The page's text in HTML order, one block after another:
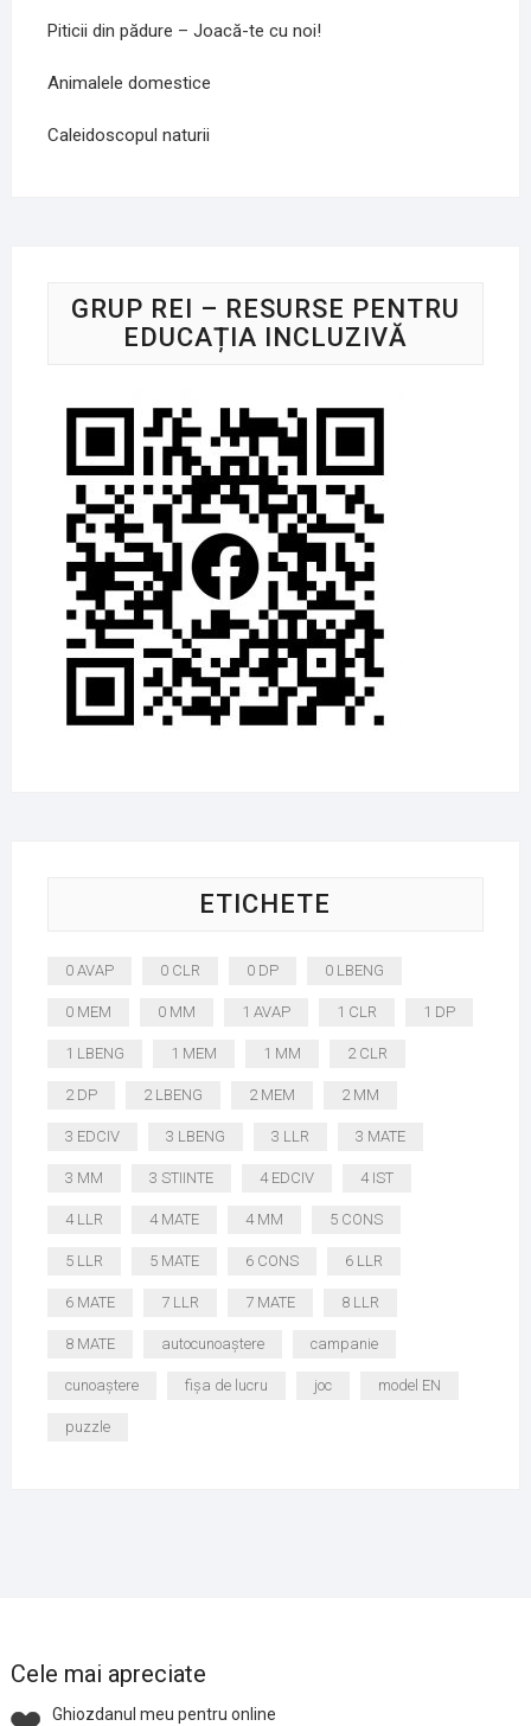
Piticii din pădure – Joacă-te cu noi!
Animalele domestice
Caleidoscopul naturii
GRUP REI – RESURSE PENTRU
EDUCAȚIA INCLUZIVĂ
ETICHETE
0 AVAP 0 CLR 0 DP 0 LBENG
0 MEM 0 MM 1 AVAP 1 CLR 1 DP
1 LBENG 1 MEM 1 MM 2 CLR
2 DP 2 LBENG 2 MEM 2 MM
3 EDCIV 3 LBENG 3 LLR 3 MATE
3 MM 3 STIINTE 4 EDCIV 4 IST
4 LLR 4 MATE 4 MM 5 CONS
5 LLR 5 MATE 6 CONS 6 LLR
6 MATE 7 LLR 7 MATE 8 LLR
8 MATE autocunoaștere campanie
cunoaștere fișa de lucru joc model EN
puzzle
Cele mai apreciate
Ghiozdanul meu pentru online